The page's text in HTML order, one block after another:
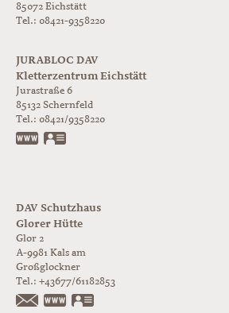
85072 Eichstätt
Tel.: 08421-9358220
JURABLOC DAV
Kletterzentrum Eichstätt
Jurastraße 6
85132 Schernfeld
Tel.: 08421/9358220
www.jurabloc.de
DAV Schutzhaus
Glorer Hütte
Glor 2
A-9981 Kals am
Großglockner
Tel.: +43677/61182853
https://www.glorer-huette.at/